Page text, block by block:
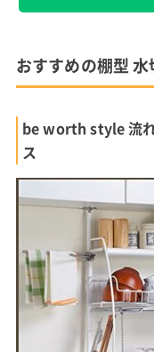
おすすめの棚型
be worth style 流
ス